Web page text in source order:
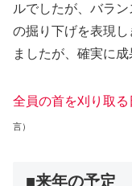
ルでしたが、バラ
の掘り下げを表現
ましたが、確実に成
全員の首を刈り取る
言）
■来年の予定